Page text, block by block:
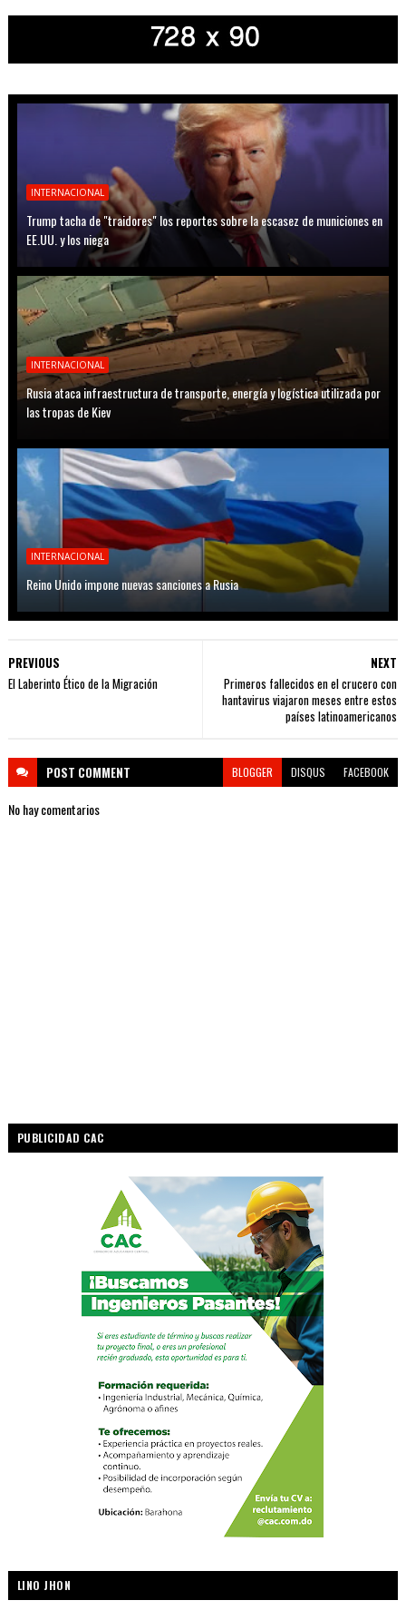
INTERNACIONAL
Trump tacha de "traidores" los reportes sobre la escasez de municiones en
EE.UU. y los niega
INTERNACIONAL
Rusia ataca infraestructura de transporte, energía y logística utilizada por
las tropas de Kiev
INTERNACIONAL
Reino Unido impone nuevas sanciones a Rusia
NEXT
Primeros fallecidos en el crucero con
hantavirus viajaron meses entre estos
países latinoamericanos
PREVIOUS
El Laberinto Ético de la Migración
POST COMMENT BLOGGER DISQUS FACEBOOK
No hay comentarios
PUBLICIDAD CAC
LINO JHON